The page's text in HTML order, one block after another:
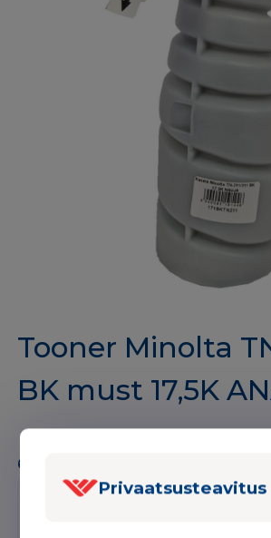
Privaatsusteavitus
Tooner Minolta
BK must 17,5K
6 laos